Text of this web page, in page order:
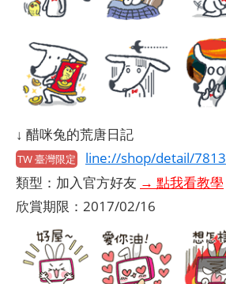
↓ 醋咪兔的荒唐日記
TW 臺灣限定 line://shop/detail/7813
類型：加入官方好友 → 點我看教學
欣賞期限：2017/02/16